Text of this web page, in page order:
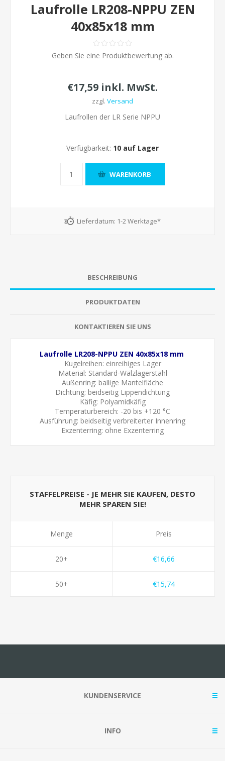
Laufrolle LR208-NPPU ZEN
40x85x18 mm
Geben Sie eine Produktbewertung ab.
€17,59 inkl. MwSt.
zzgl. Versand
Laufrollen der LR Serie NPPU
Verfügbarkeit: 10 auf Lager
Lieferdatum: 1-2 Werktage*
BESCHREIBUNG
PRODUKTDATEN
KONTAKTIEREN SIE UNS
Laufrolle LR208-NPPU ZEN 40x85x18 mm
Kugelreihen: einreihiges Lager
Material: Standard-Wälzlagerstahl
Außenring: ballige Mantelfläche
Dichtung: beidseitig Lippendichtung
Käfig: Polyamidkäfig
Temperaturbereich: -20 bis +120 °C
Ausführung: beidseitig verbreiterter Innenring
Exzenterring: ohne Exzenterring
STAFFELPREISE - JE MEHR SIE KAUFEN, DESTO
MEHR SPAREN SIE!
Menge
20+
50+
Preis
€16,66
€15,74
KUNDENSERVICE
INFO